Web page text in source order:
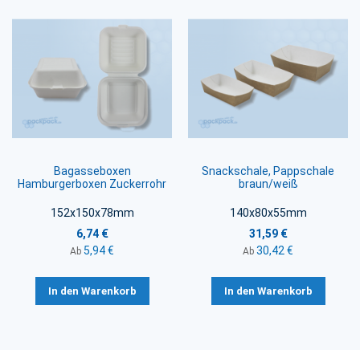
Bagasseboxen
Hamburgerboxen Zuckerrohr
152x150x78mm
6,74 €
Ab 5,94 €
In den Warenkorb
Snackschale, Pappschale
braun/weiß
140x80x55mm
31,59 €
Ab 30,42 €
In den Warenkorb